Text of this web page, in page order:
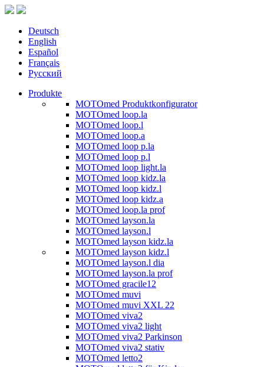
Deutsch
English
Español
Français
Русский
Produkte
MOTOmed Produktkonfigurator
MOTOmed loop.la
MOTOmed loop.l
MOTOmed loop.a
MOTOmed loop p.la
MOTOmed loop p.l
MOTOmed loop light.la
MOTOmed loop kidz.la
MOTOmed loop kidz.l
MOTOmed loop kidz.a
MOTOmed loop.la prof
MOTOmed layson.la
MOTOmed layson.l
MOTOmed layson kidz.la
MOTOmed layson kidz.l
MOTOmed layson.l dia
MOTOmed layson.la prof
MOTOmed gracile12
MOTOmed muvi
MOTOmed muvi XXL 22
MOTOmed viva2
MOTOmed viva2 light
MOTOmed viva2 Parkinson
MOTOmed viva2 stativ
MOTOmed letto2